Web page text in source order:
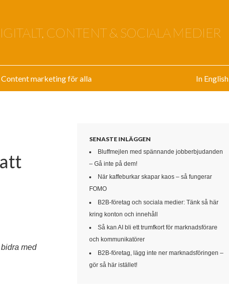
CONTENT & SOCIALA MEDIER
Content marketing för alla In English
med
SENASTE INLÄGGEN
Bluffmejlen med spännande jobberbjudanden
– Gå inte på dem!
När kaffeburkar skapar kaos – så fungerar
FOMO
B2B-företag och sociala medier: Tänk så här
kring konton och innehåll
Så kan AI bli ett trumfkort för marknadsförare
och kommunikatörer
B2B-företag, lägg inte ner marknadsföringen –
gör så här istället!